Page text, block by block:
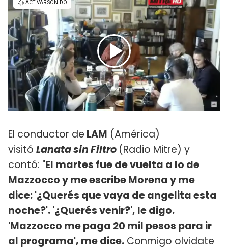
El conductor de LAM (América)
visitó Lanata sin Filtro (Radio Mitre) y
contó: "El martes fue de vuelta a lo de
Mazzocco y me escribe Morena y me
dice: '¿Querés que vaya de angelita esta
noche?'. '¿Querés venir?', le digo.
'Mazzocco me paga 20 mil pesos para ir
al programa', me dice. Conmigo olvidate